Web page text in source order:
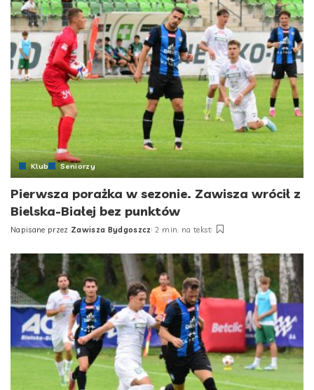
Klub Seniorzy
Pierwsza porażka w sezonie. Zawisza wrócił z
Bielska-Białej bez punktów
Posted
Napisane przez Zawisza Bydgoszcz 2 min. na tekst